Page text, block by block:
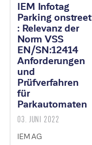
IEM Infotag
Parking onstreet
: Relevanz der
Norm VSS
EN/SN:12414
Anforderungen
und
Prüfverfahren
für
Parkautomaten
03. JUNI 2022
IEM AG